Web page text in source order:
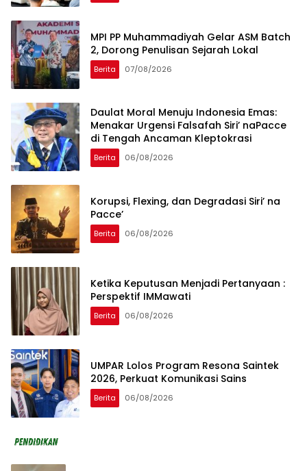
MPI PP Muhammadiyah Gelar ASM Batch
2, Dorong Penulisan Sejarah Lokal
Berita 07/08/2026
Daulat Moral Menuju Indonesia Emas:
Menakar Urgensi Falsafah Siri’ naPacce
di Tengah Ancaman Kleptokrasi
Berita 06/08/2026
Korupsi, Flexing, dan Degradasi Siri’ na
Pacce’
Berita 06/08/2026
Ketika Keputusan Menjadi Pertanyaan :
Perspektif IMMawati
Berita 06/08/2026
UMPAR Lolos Program Resona Saintek
2026, Perkuat Komunikasi Sains
Berita 06/08/2026